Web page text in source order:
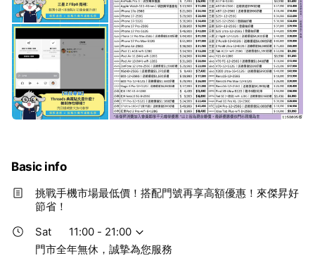
Basic info
挑戰手機市場最低價！搭配門號再享高額優惠！來傑昇好
節省！
Sat
11:00 - 21:00
門市全年無休，誠摯為您服務